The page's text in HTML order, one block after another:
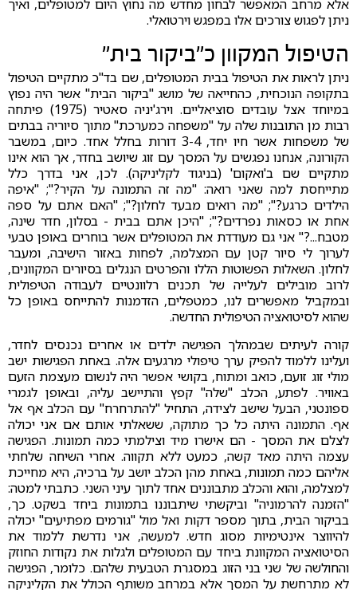
אלא מרחב המאפשר לבחון מחדש מה נחוץ היום למטופלים, ואיך
ניתן לפגוש צורכים אלו במפגש וירטואלי.
הטיפול המקוון כ"ביקור בית"
ניתן לראות את הטיפול בבית המטופלים, שם בד"כ מתקיים הטיפול
בתקופה הנוכחית, כהחייאה של מושג "ביקור הבית" אשר היה נפוץ
במיוחד אצל עובדים סוציאליים. וירג'יניה סאטיר (1975) פיתחה
רבות מן התובנות שלה על "משפחה כמערכת" מתוך סיוריה בבתים
של משפחות אשר חיו יחד, 3-4 דורות בחלל אחד. כיום, במשבר
הקורונה, אנחנו נפגשים על המסך עם זוג שיושב בחדר, אך הוא אינו
מתקיים שם ב'ואקום' (בניגוד לקליניקה). לכן, אני בדרך כלל
מתייחסת למה שאני רואה: "מה זה התמונה על הקיר?"; "איפה
הילדים כרגע?"; "מה רואים מבעד לחלון?"; "האם אתם על ספה
אחת או כסאות נפרדים?"; "היכן אתם בבית - בסלון, חדר שינה,
מטבח...?" אני גם מעודדת את המטופלים אשר בוחרים באופן טבעי
לערוך לי סיור קטן עם המצלמה, לפחות באזור הישיבה, ומעבר
לחלון. השאלות הפשוטות הללו והפרטים הנגלים בסיורים המקוונים,
לרוב מובילים לעלייה של תכנים רלוונטיים לעבודה הטיפולית
ובמקביל מאפשרים לנו, כמטפלים, הזדמנות להתייחס באופן כל
שהוא לסיטואציה הטיפולית החדשה.
קורה לעיתים שבמהלך הפגישה ילדים או אחרים נכנסים לחדר,
ועלינו ללמוד להפיק ערך טיפולי מרגעים אלה. באחת הפגישות ישב
מולי זוג זועם, כואב ומתוח, בקושי אפשר היה לנשום מעצמת הזעם
באוויר. לפתע, הכלב "שלה" קפץ והתיישב עליה, ובאופן לגמרי
ספונטני, הבעל שישב לצידה, התחיל "להתרחרח" עם הכלב אף אל
אף. התמונה היתה כל כך מתוקה, ששאלתי אותם אם אני יכולה
לצלם את המסך - הם אישרו מיד וצילמתי כמה תמונות. הפגישה
עצמה היתה מאד קשה, כמעט ללא תקווה. אחרי השיחה שלחתי
אליהם כמה תמונות, באחת מהן הכלב יושב על ברכיה, היא מחייכת
למצלמה, והוא והכלב מתבוננים אחד לתוך עיני השני. כתבתי למטה:
"הזמנה להרמוניה" וביקשתי שיתבוננו בתמונות ביחד בשקט. כך,
בביקור הבית, בתוך מספר דקות ואל מול "גורמים מפתיעים" יכולה
להיווצר אינטימיות מסוג חדש. למעשה, אני נדרשת ללמוד את
הסיטואציה המקוונת ביחד עם המטופלים ולגלות את נקודות החוזק
והחולשה של שני בני הזוג במסגרת הטבעית שלהם. כלומר, הפגישה
לא מתרחשת על המסך אלא במרחב משותף הכולל את הקליניקה